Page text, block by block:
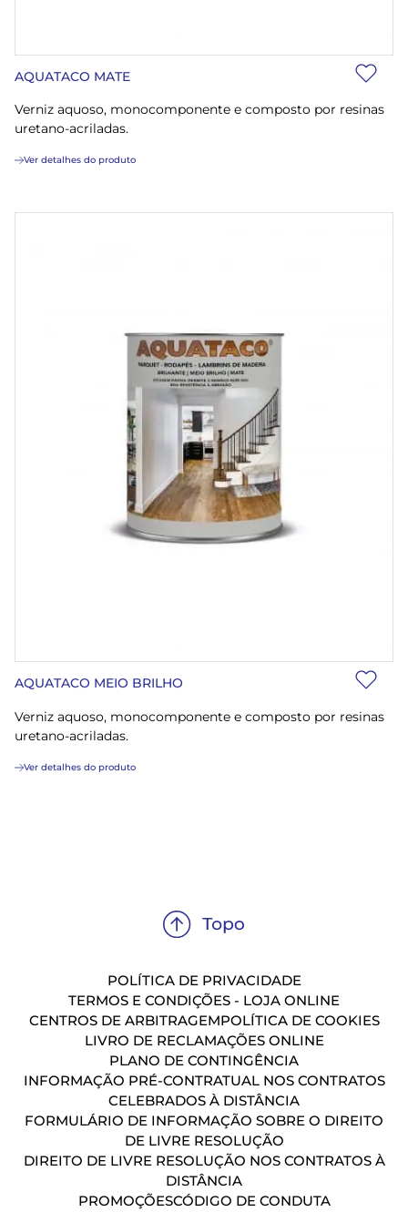
AQUATACO MATE
Verniz aquoso, monocomponente e composto por resinas
uretano-acriladas.
Ver detalhes do produto
AQUATACO MEIO BRILHO
Verniz aquoso, monocomponente e composto por resinas
uretano-acriladas.
Ver detalhes do produto
POLÍTICA DE PRIVACIDADE
TERMOS E CONDIÇÕES - LOJA ONLINE
CENTROS DE ARBITRAGEMPOLÍTICA DE COOKIES
LIVRO DE RECLAMAÇÕES ONLINE
PLANO DE CONTINGÊNCIA
INFORMAÇÃO PRÉ-CONTRATUAL NOS CONTRATOS
CELEBRADOS À DISTÂNCIA
FORMULÁRIO DE INFORMAÇÃO SOBRE O DIREITO
DE LIVRE RESOLUÇÃO
DIREITO DE LIVRE RESOLUÇÃO NOS CONTRATOS À
DISTÂNCIA
PROMOÇÕESCÓDIGO DE CONDUTA